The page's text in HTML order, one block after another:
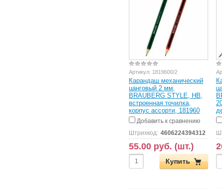
Артикул: 1819600/2
Карандаш механический
цанговый 2 мм,
BRAUBERG STYLE, HB,
встроенная точилка,
корпус ассорти, 181960
Добавить к сравнению
Штрихкод: 4606224394312
55.00 руб. (шт.)
Купить